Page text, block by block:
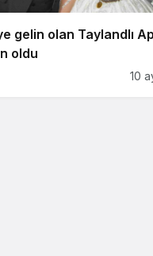
gelin olan Taylandlı
oldu
10